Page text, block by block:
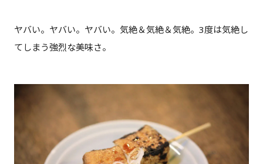
ヤバい。ヤバい。ヤバい。気絶＆気絶＆気絶。3度は気絶し
てしまう強烈な美味さ。